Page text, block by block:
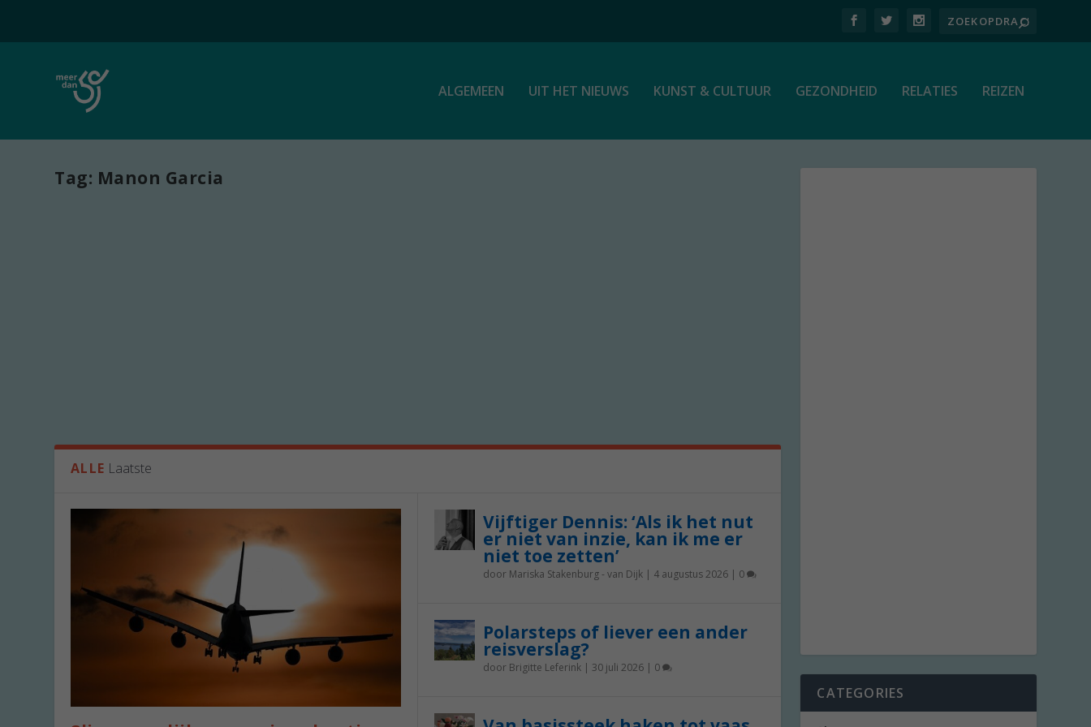
ALGEMEEN UIT HET NIEUWS KUNST & CULTUUR GEZONDHEID RELATIES REIZEN
Tag: Manon Garcia
ALLE Laatste
Vijftiger Dennis: ‘Als ik het nut
er niet van inzie, kan ik me er
niet toe zetten’
door Mariska Stakenburg - van Dijk| 4 augustus 2026| 0
Polarsteps of liever een ander
reisverslag?
door Brigitte Leferink| 30 juli 2026| 0
CATEGORIES